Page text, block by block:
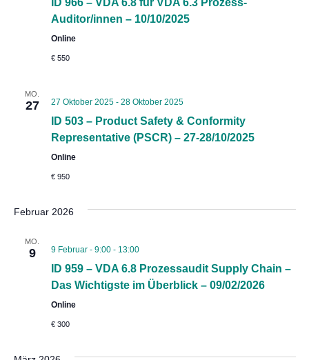
ID 966 – VDA 6.8 für VDA 6.3 Prozess-
Auditor/innen – 10/10/2025
Online
€ 550
MO.
27 27 Oktober 2025- 28 Oktober 2025
ID 503 – Product Safety & Conformity
Representative (PSCR) – 27-28/10/2025
Online
€ 950
Februar 2026
MO.
9 9 Februar - 9:00- 13:00
ID 959 – VDA 6.8 Prozessaudit Supply Chain –
Das Wichtigste im Überblick – 09/02/2026
Online
€ 300